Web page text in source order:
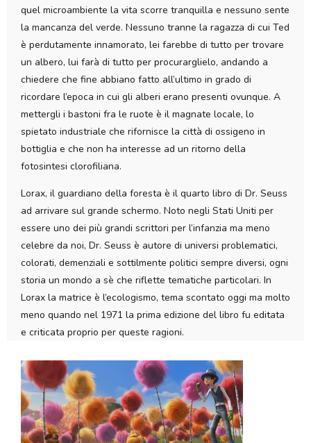
quel microambiente la vita scorre tranquilla e nessuno sente
la mancanza del verde. Nessuno tranne la ragazza di cui Ted
è perdutamente innamorato, lei farebbe di tutto per trovare
un albero, lui farà di tutto per procurarglielo, andando a
chiedere che fine abbiano fatto all’ultimo in grado di
ricordare l’epoca in cui gli alberi erano presenti ovunque. A
mettergli i bastoni fra le ruote è il magnate locale, lo
spietato industriale che rifornisce la città di ossigeno in
bottiglia e che non ha interesse ad un ritorno della
fotosintesi clorofiliana.
Lorax, il guardiano della foresta è il quarto libro di Dr. Seuss
ad arrivare sul grande schermo. Noto negli Stati Uniti per
essere uno dei più grandi scrittori per l’infanzia ma meno
celebre da noi, Dr. Seuss è autore di universi problematici,
colorati, demenziali e sottilmente politici sempre diversi, ogni
storia un mondo a sè che riflette tematiche particolari. In
Lorax la matrice è l’ecologismo, tema scontato oggi ma molto
meno quando nel 1971 la prima edizione del libro fu editata
e criticata proprio per queste ragioni.